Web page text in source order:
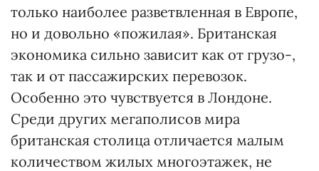
только наиболее разветвленная в Европе,
но и довольно «пожилая». Британская
экономика сильно зависит как от грузо-,
так и от пассажирских перевозок.
Особенно это чувствуется в Лондоне.
Среди других мегаполисов мира
британская столица отличается малым
количеством жилых многоэтажек, не